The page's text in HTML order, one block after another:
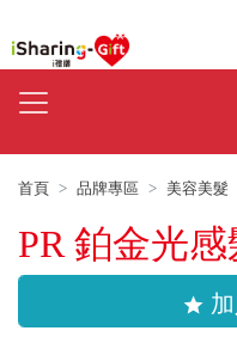
首頁 品牌專區 美容美髮
PR 鉑金光
star